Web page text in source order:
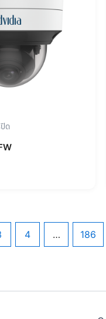
ด
4 … 186